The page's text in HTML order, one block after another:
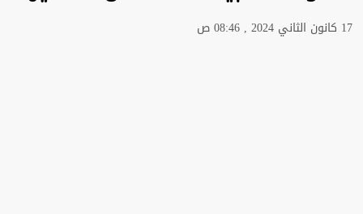
17 كانون الثاني 2024 , 08:46 ص